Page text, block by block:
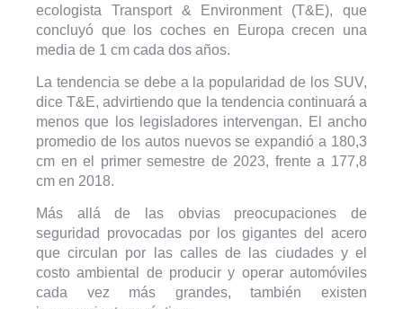
ecologista Transport & Environment (T&E), que
concluyó que los coches en Europa crecen una
media de 1 cm cada dos años.
La tendencia se debe a la popularidad de los SUV,
dice T&E, advirtiendo que la tendencia continuará a
menos que los legisladores intervengan. El ancho
promedio de los autos nuevos se expandió a 180,3
cm en el primer semestre de 2023, frente a 177,8
cm en 2018.
Más allá de las obvias preocupaciones de
seguridad provocadas por los gigantes del acero
que circulan por las calles de las ciudades y el
costo ambiental de producir y operar automóviles
cada vez más grandes, también existen